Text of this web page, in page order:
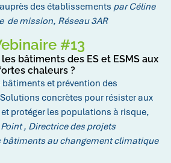
des établissements parCéline
de mission, Réseau 3AR
#13
bâtiments des ES et ESMS aux
chaleurs ?
et prévention des
concrètes pour résister aux
protéger les populations à risque,
, Directrice des projets
bâtiments au changement climatique